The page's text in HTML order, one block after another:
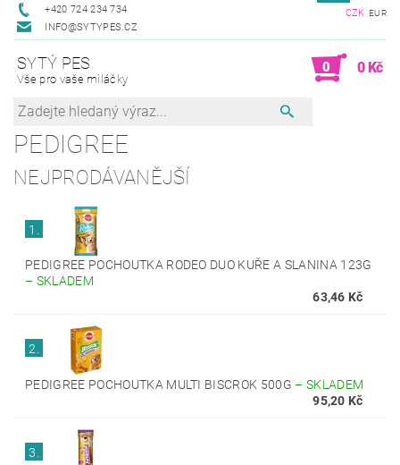
+420 724 234 734
INFO@SYTYPES.CZ
CZK EUR
SYTÝ PES
Vše pro vaše miláčky
0 0 Kč
PEDIGREE
NEJPRODÁVANĚJŠÍ
1.
PEDIGREE POCHOUTKA RODEO DUO KUŘE A SLANINA 123G
– SKLADEM
63,46 Kč
2.
PEDIGREE POCHOUTKA MULTI BISCROK 500G – SKLADEM
95,20 Kč
3.